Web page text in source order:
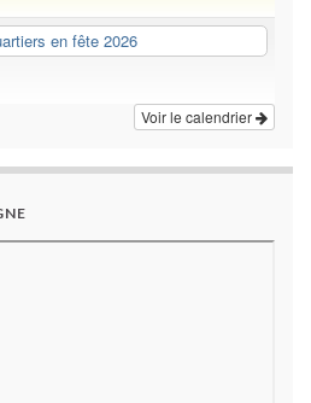
en fête 2026
Voir le calendrier